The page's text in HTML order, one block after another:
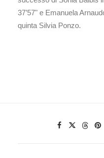
37’57" e Emanuela
quinta Silvia Ponzo.